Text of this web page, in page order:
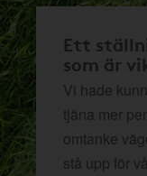
Ett
som är
Vi hade
tjäna mer
omtanke
stå upp för